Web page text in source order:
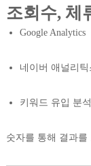
조회수, 체
Google Analytics
네이버 애널리틱
키워드 유입 분
숫자를 통해 결과를